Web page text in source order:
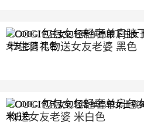
COOGI包包女包轻奢单肩腋
节生日礼物送女友老婆 黑色
COOGI包包女包轻奢单肩包
物送女友老婆 米白色